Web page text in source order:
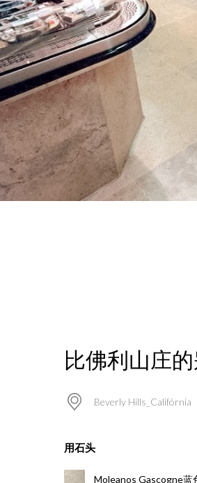
比佛利山庄
Beverly Hills_Califórnia
用石头
Moleanos Gascogne蓝